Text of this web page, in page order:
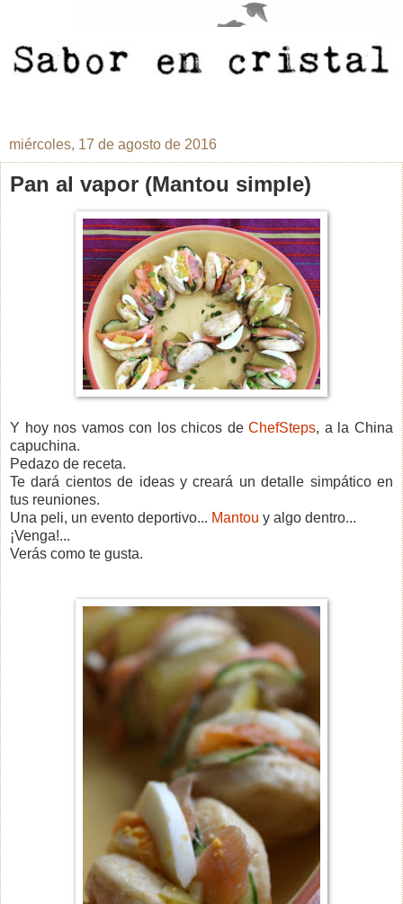
miércoles, 17 de agosto de 2016
Pan al vapor (Mantou simple)
Y hoy nos vamos con los chicos deChefSteps, a la China
capuchina.
Pedazo de receta.
Te dará cientos de ideas y creará un detalle simpático en
tus reuniones.
Una peli, un evento deportivo... Mantou y algo dentro...
¡Venga!...
Verás como te gusta.